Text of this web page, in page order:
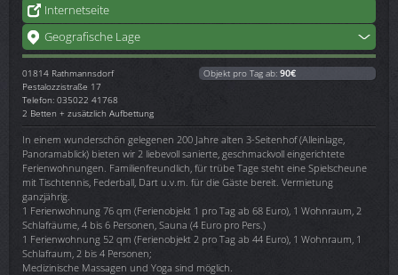
Internetseite
Geografische Lage
01814 Rathmannsdorf
Pestalozzistraße 17
Telefon: 035022 41768
2 Betten + zusätzlich Aufbettung
Objekt pro Tag ab: 90€
In einem wunderschön gelegenen 200 Jahre alten 3-Seitenhof (Alleinlage,
Panoramablick) bieten wir 2 liebevoll sanierte, geschmackvoll eingerichtete
Ferienwohnungen. Familienfreundlich, für trübe Tage steht eine Spielscheune
mit Tischtennis, Federball, Dart u.v.m. für die Gäste bereit. Vermietung
ganzjährig.
1 Ferienwohnung 76 qm (Ferienobjekt 1 pro Tag ab 68 Euro), 1 Wohnraum, 2
Schlafräume, 4 bis 6 Personen, Sauna (4 Euro pro Pers.)
1 Ferienwohnung 52 qm (Ferienobjekt 2 pro Tag ab 44 Euro), 1 Wohnraum, 1
Schlafraum, 2 bis 4 Personen;
Medizinische Massagen und Yoga sind möglich.